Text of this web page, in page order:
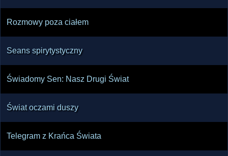
Rozmowy poza ciałem
Seans spirytystyczny
Świadomy Sen: Nasz Drugi Świat
Świat oczami duszy
Telegram z Krańca Świata